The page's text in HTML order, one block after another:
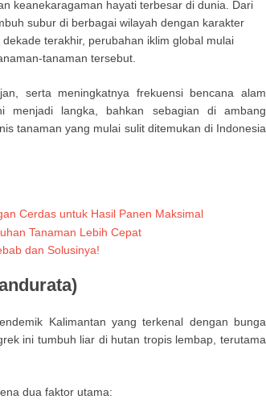
keanekaragaman hayati terbesar di dunia. Dari
subur di berbagai wilayah dengan karakter
terakhir, perubahan iklim global mulai
tanaman tersebut.
serta meningkatnya frekuensi bencana alam
menjadi langka, bahkan sebagian di ambang
tanaman yang mulai sulit ditemukan di Indonesia
Cerdas untuk Hasil Panen Maksimal
Tanaman Lebih Cepat
dan Solusinya!
Kalimantan yang terkenal dengan bunga
ini tumbuh liar di hutan tropis lembap, terutama
dua faktor utama: